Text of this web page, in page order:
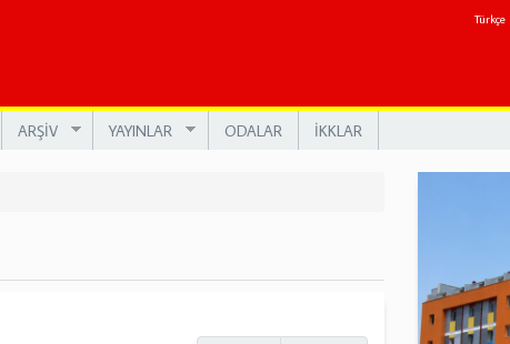
ARŞİV YAYINLAR ODALAR İKKLAR